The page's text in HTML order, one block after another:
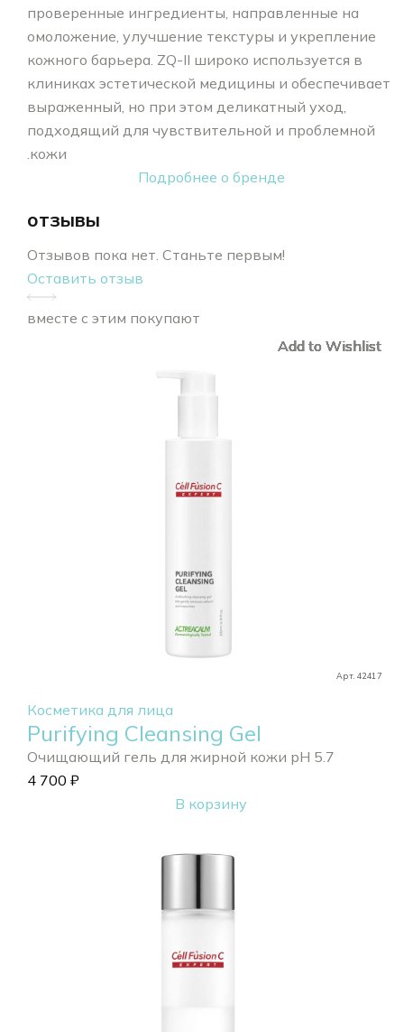
проверенные ингредиенты, направленные на
омоложение, улучшение текстуры и укрепление
кожного барьера. ZQ-II широко используется в
клиниках эстетической медицины и обеспечивает
выраженный, но при этом деликатный уход,
подходящий для чувствительной и проблемной
кожи.
Подробнее о бренде
отзывы
Отзывов пока нет. Станьте первым!
Оставить отзыв
вместе с этим покупают
Арт. 42417
Add to Wishlist
Косметика для лица
Purifying Cleansing Gel
Очищающий гель для жирной кожи pH 5.7
4 700 ₽
В корзину
Add to Wishlist
Add to Wishlist
Add to Wishlist
Add to Wishlist
Add to Wishlist
Add to Wishlist
Add to Wishlist
Add to Wishlist
Add to Wishlist
Add to Wishlist
Add to Wishlist